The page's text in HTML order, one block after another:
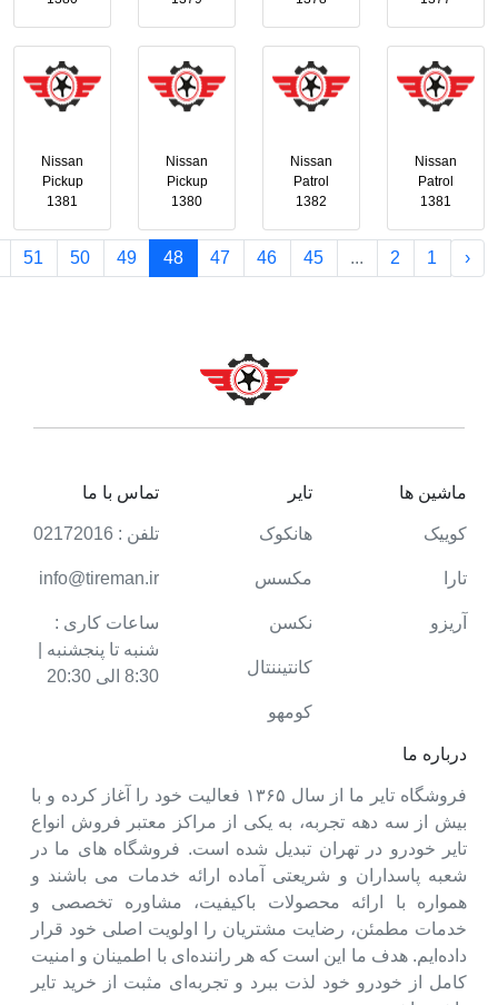
Nissan
Patrol
1381
Nissan
Patrol
1382
Nissan
Pickup
1380
Nissan
Pickup
1381
‹
1
2
...
45
46
47
48
49
50
51
درباره ما
فروشگاه تایر ما از سال ۱۳۶۵ فعالیت خود را آغاز کرده و با
بیش از سه دهه تجربه، به یکی از مراکز معتبر فروش انواع
تایر خودرو در تهران تبدیل شده است. فروشگاه های ما در
شعبه پاسداران و شریعتی آماده ارائه خدمات می باشند و
همواره با ارائه محصولات باکیفیت، مشاوره تخصصی و
خدمات مطمئن، رضایت مشتریان را اولویت اصلی خود قرار
داده‌ایم. هدف ما این است که هر راننده‌ای با اطمینان و امنیت
کامل از خودرو خود لذت ببرد و تجربه‌ای مثبت از خرید تایر
ماشین ها
کوییک
تارا
آریزو
تایر
هانکوک
مکسس
نکسن
کانتیننتال
کومهو
تماس با ما
تلفن : 02172016
info@tireman.ir
ساعات کاری :
شنبه تا پنجشنبه |
8:30 الی 20:30